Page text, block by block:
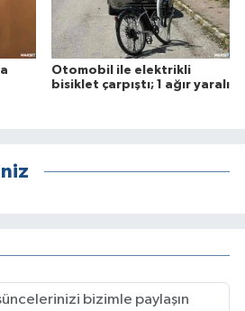
Otomobil ile elektrikli
bisiklet çarpıştı; 1 ağır yaralı